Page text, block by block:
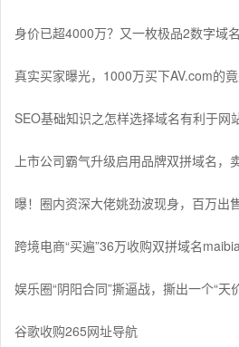
身价已超4000万？又一枚极品2数字域
真实买家曝光，1000万买下AV.com的竟
SEO基础知识之怎样选择域名有利于网
上市公司霸气升级启用品牌双拼域名，
曝！圈内资深大佬姚劲波现身，百万出
跨境电商“买遍”36万收购双拼域名
娱乐圈“阴阳合同”撕逼战，撕出一个“天
谷歌收购265网址导航